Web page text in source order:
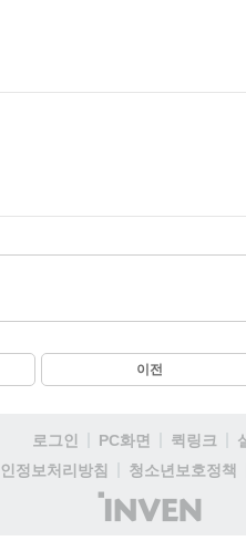
이전
로그인 PC화면 퀵링크
정보처리방침 청소년보호정책
(주)
인